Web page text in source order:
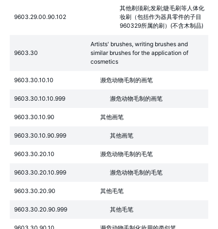
9603.29.00.90.102
其他剃须刷;发刷;睫毛刷等人体化
妆刷（包括作为器具零件的子目
960329所属的刷）(不含木制品)
9603.30
Artists' brushes, writing brushes and
similar brushes for the application of
cosmetics
9603.30.10.10 濒危动物毛制的画笔
9603.30.10.10.999 濒危动物毛制的画笔
9603.30.10.90 其他画笔
9603.30.10.90.999 其他画笔
9603.30.20.10 濒危动物毛制的毛笔
9603.30.20.10.999 濒危动物毛制的毛笔
9603.30.20.90 其他毛笔
9603.30.20.90.999 其他毛笔